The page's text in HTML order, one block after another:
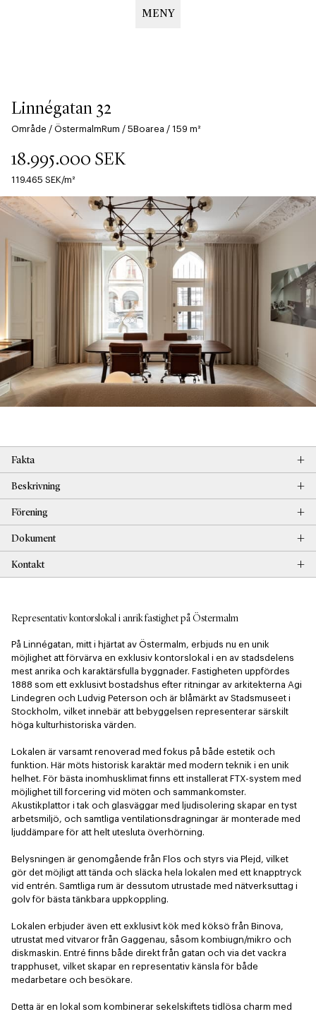
MENY
Linnégatan 32
Område / ÖstermalmRum / 5Boarea / 159 m²
18.995.000 SEK
119.465 SEK/m²
Fakta +
Beskrivning +
Förening +
Dokument +
Kontakt +
Representativ kontorslokal i anrik fastighet på Östermalm
På Linnégatan, mitt i hjärtat av Östermalm, erbjuds nu en unik
möjlighet att förvärva en exklusiv kontorslokal i en av stadsdelens
mest anrika och karaktärsfulla byggnader. Fastigheten uppfördes
1888 som ett exklusivt bostadshus efter ritningar av arkitekterna Agi
Lindegren och Ludvig Peterson och är blåmärkt av Stadsmuseet i
Stockholm, vilket innebär att bebyggelsen representerar särskilt
höga kulturhistoriska värden.
Lokalen är varsamt renoverad med fokus på både estetik och
funktion. Här möts historisk karaktär med modern teknik i en unik
helhet. För bästa inomhusklimat finns ett installerat FTX-system med
möjlighet till forcering vid möten och sammankomster.
Akustikplattor i tak och glasväggar med ljudisolering skapar en tyst
arbetsmiljö, och samtliga ventilationsdragningar är monterade med
ljuddämpare för att helt utesluta överhörning.
Belysningen är genomgående från Flos och styrs via Plejd, vilket
gör det möjligt att tända och släcka hela lokalen med ett knapptryck
vid entrén. Samtliga rum är dessutom utrustade med nätverksuttag i
golv för bästa tänkbara uppkoppling.
Lokalen erbjuder även ett exklusivt kök med köksö från Binova,
utrustat med vitvaror från Gaggenau, såsom kombiugn/mikro och
diskmaskin. Entré finns både direkt från gatan och via det vackra
trapphuset, vilket skapar en representativ känsla för både
medarbetare och besökare.
Detta är en lokal som kombinerar sekelskiftets tidlösa charm med